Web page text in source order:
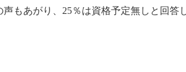
もあがり、25％は資格予定無しと回答